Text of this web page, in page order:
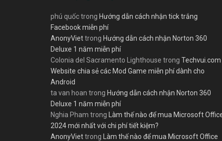
phú quốctrong Hướng dẫn cách nhận tick trắng
Facebook miễn phí
AnonyViettrong Hướng dẫn cách nhận Norton 360
Deluxe 1 năm miễn phí
Colonia del Sacramento Lighthouse trong Techvui.com
Website chia sẻ các Mod Game miễn phí dành cho
Android
ta van hoan trong Hướng dẫn cách nhận Norton 360
Deluxe 1 năm miễn phí
Nghia Pham trong Làm thế nào để mua Microsoft
2024 mới nhất với chi phí tiết kiệm?
AnonyViettrong Làm thế nào để mua Microsoft Office